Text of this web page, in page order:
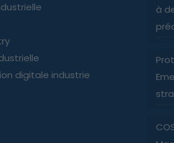
digitale industrie
à